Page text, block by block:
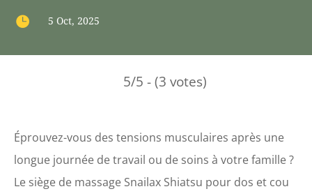
 5 Oct, 2025
5/5 - (3 votes)
Éprouvez-vous des tensions musculaires après une
longue journée de travail ou de soins à votre famille ?
Le siège de massage Snailax Shiatsu pour dos et cou